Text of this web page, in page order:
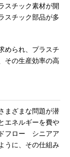
スチック素材が開
スチック部品が多
められ、プラスチ
その生産効率の高
まざまな問題が潜
エネルギーを費や
フロー シニアア
うに、その仕組み